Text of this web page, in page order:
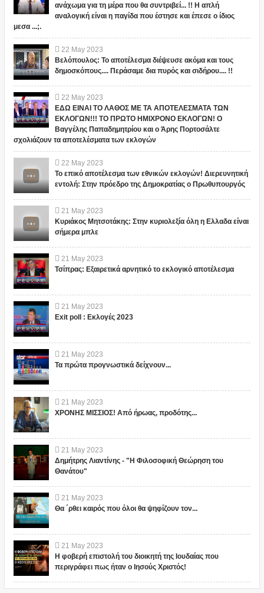
ανάχωμα για τη μέρα που θα συντριβεί... !! Η απλή
αναλογική είναι η παγίδα που έστησε και έπεσε ο ίδιος
μεσα ...;.
22 May 2023
Βελόπουλος: Το αποτέλεσμα διέψευσε ακόμα και τους
δημοσκόπους.... Περάσαμε δια πυρός και σιδήρου.... !!
22 May 2023
ΕΔΩ ΕΙΝΑΙ ΤΟ ΛΑΘΟΣ ΜΕ ΤΑ ΑΠΟΤΕΛΕΣΜΑΤΑ ΤΩΝ
ΕΚΛΟΓΩΝ!!! ΤΟ ΠΡΩΤΟ ΗΜΙΧΡΟΝΟ ΕΚΛΟΓΩΝ! Ο
Βαγγέλης Παπαδημητρίου και ο Άρης Πορτοσάλτε
σχολιάζουν τα αποτελέσματα των εκλογών
22 May 2023
Το επικό αποτέλεσμα των εθνικών εκλογών! Διερευνητική
εντολή: Στην πρόεδρο της Δημοκρατίας ο Πρωθυπουργός
21 May 2023
Κυριάκος Μητσοτάκης: Στην κυριολεξία όλη η Ελλαδα είναι
σήμερα μπλε
21 May 2023
Τσίπρας: Εξαιρετικά αρνητικό το εκλογικό αποτέλεσμα
21 May 2023
Exit poll : Εκλογές 2023
21 May 2023
Τα πρώτα προγνωστικά δείχνουν...
21 May 2023
ΧΡΟΝΗΣ ΜΙΣΣΙΟΣ! Από ήρωας, προδότης...
21 May 2023
Δημήτρης Λιαντίνης - "Η Φιλοσοφική Θεώρηση του
Θανάτου"
21 May 2023
Θα ΄ρθει καιρός που όλοι θα ψηφίζουν τον...
21 May 2023
Η φοβερή επιστολή του διοικητή της Ιουδαίας που
περιγράφει πως ήταν ο Ιησούς Χριστός!